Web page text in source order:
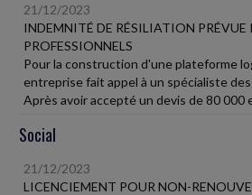
21/12/2023
INDEMNITÉ DE RÉSILIATION PRÉVUE
PROFESSIONNELS
Pour la construction d'une plateforme
entreprise fait appel à un spécialiste
Après avoir accepté un devis de 80 000
Social
21/12/2023
LICENCIEMENT POUR NON-